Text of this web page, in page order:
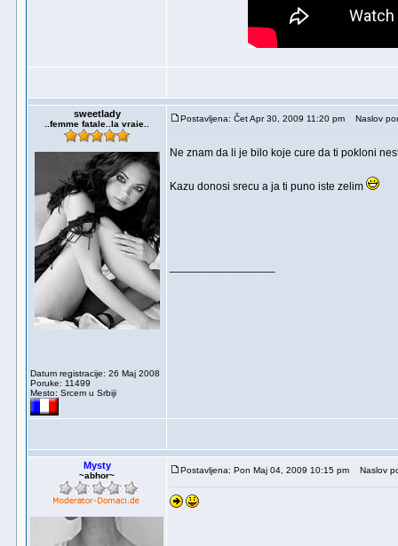
sweetlady
..femme fatale..la vraie..
Datum registracije: 26 Maj 2008
Poruke: 11499
Mesto: Srcem u Srbiji
Postavljena: Čet Apr 30, 2009 11:20 pm Naslov
Ne znam da li je bilo koje cure da ti pokloni
Kazu donosi srecu a ja ti puno iste zelim
Mysty
~abhor~
Postavljena: Pon Maj 04, 2009 10:15 pm Naslov